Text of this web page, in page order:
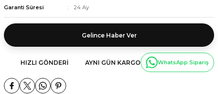
Garanti Süresi
24 Ay
Gelince Haber Ver
HIZLI GÖNDERI AYNI GÜN KARGO WhatsApp Sipariş